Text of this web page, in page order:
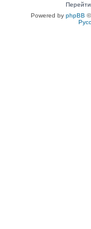
Powered by phpBB